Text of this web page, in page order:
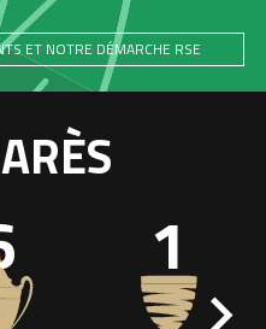
ET NOTRE DÉMARCHE RSE
1